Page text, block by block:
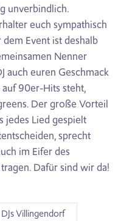
unverbindlich.
euch sympathisch
Event ist deshalb
Nenner
auch euren Geschmack
90er-Hits steht,
Der große Vorteil
jedes Lied gespielt
sprecht
im Eifer des
Dafür sind wir da!
DJs Villingendorf